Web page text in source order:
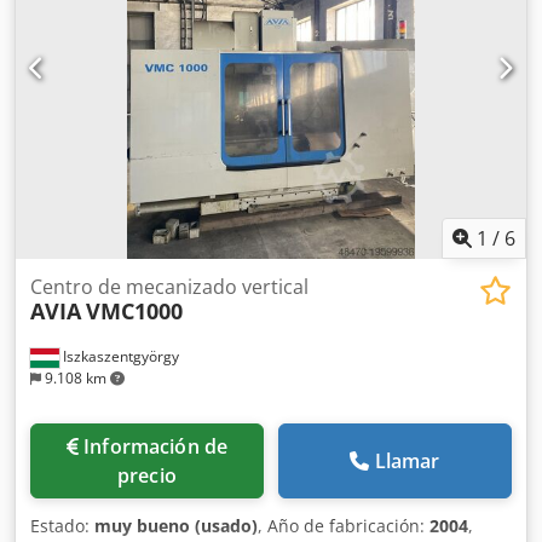
2000x2760x2050 Peso aproximado. 1900 kilogramos
1 / 6
Iszkaszentgyörgy
9.108 km
Centro de mecanizado vertical
AVIAVMC1000
Información de
precio
Llamar
Estado: muy bueno (usado), Año de fabricación: 2004,